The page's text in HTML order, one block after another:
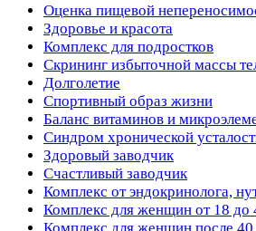
Оценка пищевой
Здоровье и красота
Комплекс для подростков
Скрининг избыточной массы
Долголетие
Спортивный образ жизни
Баланс витаминов и
Синдром хронической
Здоровый заводчик
Счастливый заводчик
Комплекс от эндокринолога,
Комплекс для женщин от 18 до